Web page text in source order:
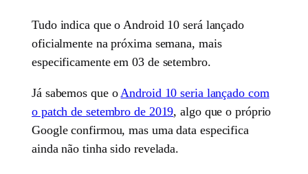
Tudo indica que o Android 10 será lançado
oficialmente na próxima semana, mais
especificamente em 03 de setembro.
Já sabemos que o Android 10 seria lançado com
o patch de setembro de 2019, algo que o próprio
Google confirmou, mas uma data especifica
ainda não tinha sido revelada.